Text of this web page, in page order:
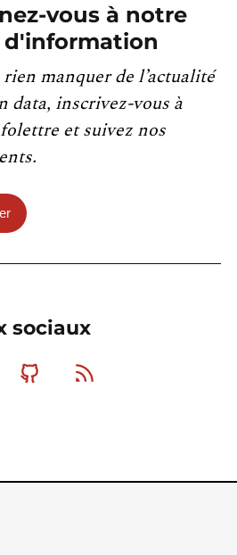
vous à notre
manquer de l’actualité
data, inscrivez-vous à
et suivez nos
sociaux
MastodonGithub